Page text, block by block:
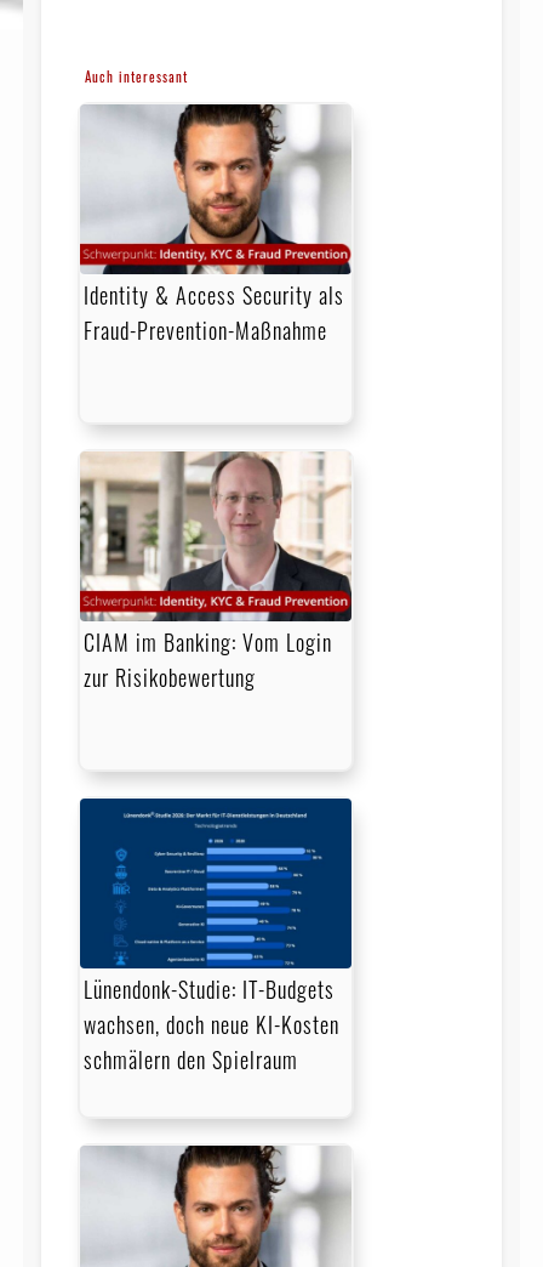
Auch interessant
Identity & Access Security als
Fraud-Prevention-Maßnahme
CIAM im Banking: Vom Login
zur Risikobewertung
Lünendonk-Studie: IT-Budgets
wachsen, doch neue KI-Kosten
schmälern den Spielraum